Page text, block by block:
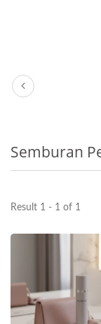
Semburan
Result 1 - 1 of 1